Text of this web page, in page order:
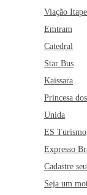
Viação
Emtram
Catedral
Star Bus
Kaissara
Princesa
Unida
ES Turismo
Expresso
Cadastre
Seja um